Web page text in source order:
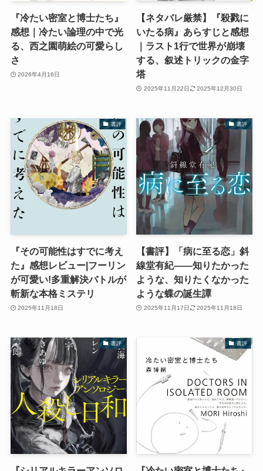
『冷たい密室と博士たち』
感想｜冷たい論理の中で光
る、西之園萌絵の可愛らし
さ
2026年4月16日
【ネタバレ厳禁】『殺戮に
いたる病』あらすじと感想
｜ラスト1行で世界が崩壊
する、叙述トリックの金字
塔
2025年11月22日 2025年12月30日
書評
『その可能性はすでに考え
た』感想レビュー|フーリン
が可愛い!多重解決バトルが
斬新な本格ミステリ
2025年11月18日
書評
【書評】「病に至る恋」斜
線堂有紀――知りたかった
ような、知りたくなかった
ような蝶の誕生譚
2025年11月17日 2025年11月18日
書評 書評